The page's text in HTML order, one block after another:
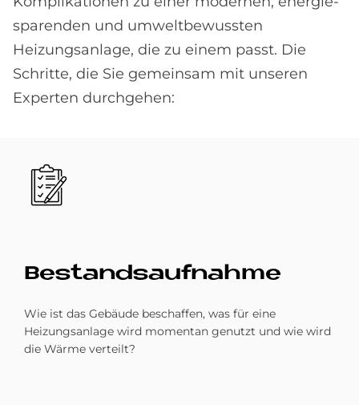
sparenden und umwelt­bewussten
Heizungsanlage, die zu einem passt. Die
Schritte, die Sie gemeinsam mit unseren
Experten durchgehen:
Bild
Be­stands­auf­nah­me
Wie ist das Gebäude beschaffen, was für eine
Heizungsanlage wird momentan genutzt und wie wird
die Wärme verteilt?